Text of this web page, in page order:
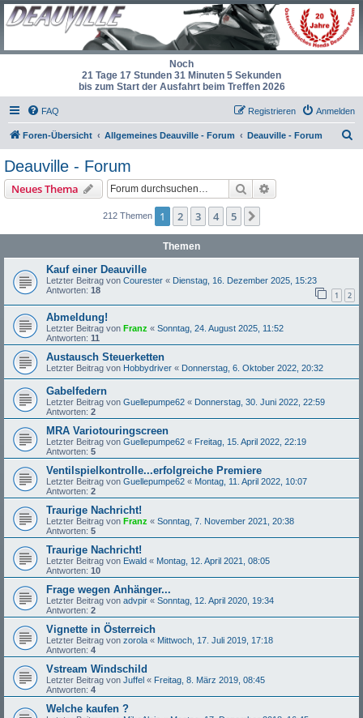
Noch
21 Tage 17 Stunden 31 Minuten 4 Sekunden
bis zum Start der Ausfahrt beim Treffen 2026
FAQ Anmelden
Registrieren
Foren-Übersicht Allgemeines Deauville - Forum Deauville - Forum
Deauville - Forum
Neues Thema Suche
212 Themen 1 2 3 4 5
Themen
Kauf einer Deauville
Letzter Beitrag von Courester « Dienstag, 16. Dezember 2025, 15:23
Antworten: 18 1 2
Abmeldung!
Letzter Beitrag von Franz « Sonntag, 24. August 2025, 11:52
Antworten: 11
Austausch Steuerketten
Letzter Beitrag von Hobbydriver « Donnerstag, 6. Oktober 2022, 20:32
Gabelfedern
Letzter Beitrag von Guellepumpe62 « Donnerstag, 30. Juni 2022, 22:59
Antworten: 2
MRA Variotouringscreen
Letzter Beitrag von Guellepumpe62 « Freitag, 15. April 2022, 22:19
Antworten: 5
Ventilspielkontrolle...erfolgreiche Premiere
Letzter Beitrag von Guellepumpe62 « Montag, 11. April 2022, 10:07
Antworten: 2
Traurige Nachricht!
Letzter Beitrag von Franz « Sonntag, 7. November 2021, 20:38
Antworten: 5
Traurige Nachricht!
Letzter Beitrag von Ewald « Montag, 12. April 2021, 08:05
Antworten: 10
Frage wegen Anhänger...
Letzter Beitrag von advpir « Sonntag, 12. April 2020, 19:34
Antworten: 2
Vignette in Österreich
Letzter Beitrag von zorola « Mittwoch, 17. Juli 2019, 17:18
Antworten: 4
Vstream Windschild
Letzter Beitrag von Juffel « Freitag, 8. März 2019, 08:45
Antworten: 4
Welche kaufen ?